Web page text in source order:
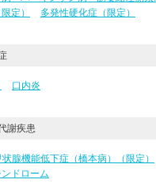
定）
多発性硬化症（限定）
口内炎
謝疾患
状腺機能低下症（橋本病）（限定）
ドローム